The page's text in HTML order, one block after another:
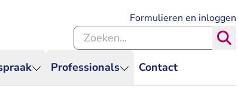
Professionals Contact
Formulieren en inloggen
Zoeken binnen de Rechtspraak